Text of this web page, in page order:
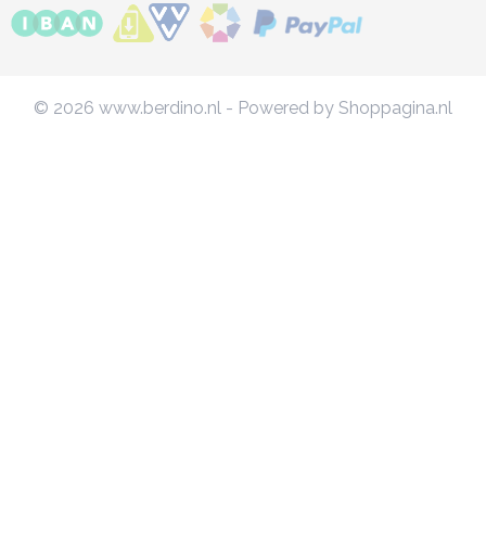
© 2026 www.berdino.nl - Powered by Shoppagina.nl